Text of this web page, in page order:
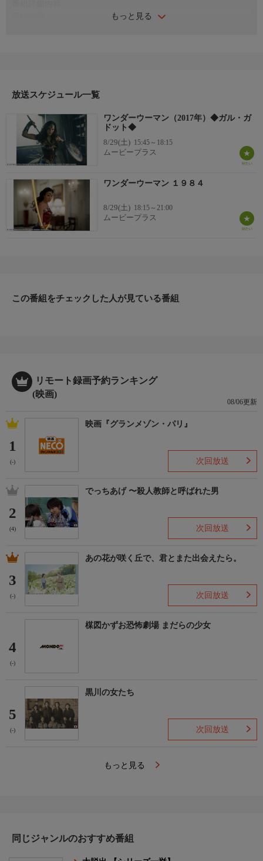
もっと見る
監督
出演者
ガル・ガドット／クリス・パイン／ロビン・ライト
放送スケジュール一覧
ワンダーウーマン（2017年）◆ガル・ガ
ドット◆
8/29(土) 15:45～18:15
ムービープラス
ワンダーウーマン １９８４
8/29(土) 18:15～21:00
ムービープラス
この番組をチェックした人が見ている番組
リモート録画予約ランキング
(映画)
08/06更新
1
(-)
映画『グランメゾン・パリ』
次回放送
2
(4)
でっちあげ 〜殺人教師と呼ばれた男
次回放送
3
(-)
あの花が咲く丘で、君とまた出会えたら。
次回放送
4
(-)
楳図かずお恐怖劇場 まだらの少女
5
(-)
黒川の女たち
次回放送
もっと見る
同じジャンルのおすすめ番組